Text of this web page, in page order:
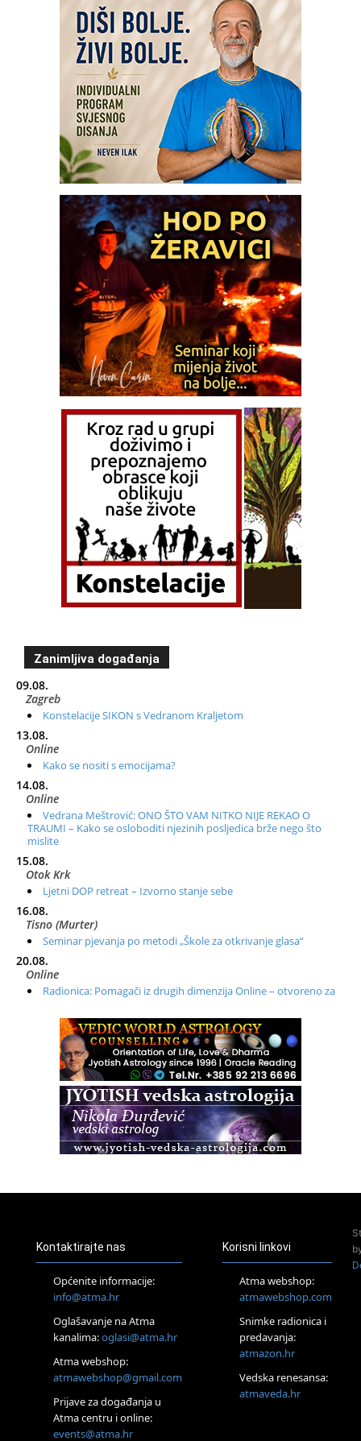
Zanimljiva događanja
09.08.
Zagreb
Konstelacije SIKON s Vedranom Kraljetom
13.08.
Online
Kako se nositi s emocijama?
14.08.
Online
Vedrana Meštrović: ONO ŠTO VAM NITKO NIJE REKAO O
TRAUMI – Kako se osloboditi njezinih posljedica brže nego što
mislite
15.08.
Otok Krk
Ljetni DOP retreat – Izvorno stanje sebe
16.08.
Tisno (Murter)
Seminar pjevanja po metodi „Škole za otkrivanje glasa“
20.08.
Online
Radionica: Pomagači iz drugih dimenzija Online – otvoreno za
Zagreb+Online
Osnovni ThetaHealing® tečaj, Zagreb i Online
Access BARS®, otpusti stres
Access Energetski Facelift®
Tečaj Višeg Vodstva, razvijanja intuicije i Akaša zapisa
25.08.
Upisi u program Profesionalni hipnoterapeut — nova
generacija kreće 25.08. 2026.
Online
Visoko
Alemka Dauskardt – Jednodnevna radionica sistemskih
konstelacija
Kontaktirajte nas
Općenite informacije:
info@atma.hr
Oglašavanje na Atma
kanalima:oglasi@atma.hr
Atma webshop:
atmawebshop@gmail.com
Prijave za događanja u
Atma centru i online:
events@atma.hr
Korisni linkovi
Atma webshop:
atmawebshop.com
Snimke radionica i
predavanja:
atmazon.hr
Vedska renesansa:
atmaveda.hr